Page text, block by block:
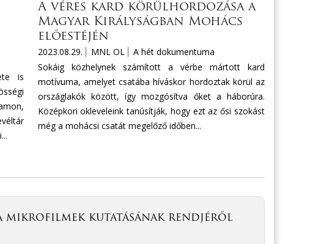
is
A véres kard körülhordozása a
Magyar Királyságban Mohács
előestéjén
2023.08.29. MNL OL
A hét dokumentuma
Sokáig közhelynek számított a vérbe mártott kard
motívuma, amelyet csatába híváskor hordoztak körül az
országlakók között, így mozgósítva őket a háborúra.
Középkori okleveleink tanúsítják, hogy ezt az ősi szokást
még a mohácsi csatát megelőző időben...
mikrofilmek kutatásának rendjéről